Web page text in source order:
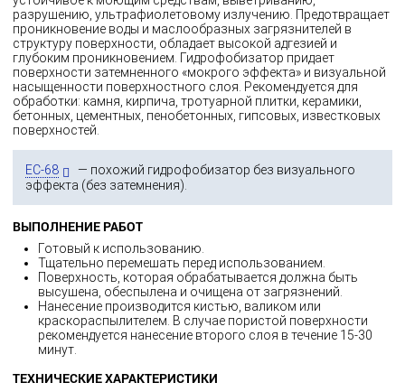
разрушению, ультрафиолетовому излучению. Предотвращает
проникновение воды и маслообразных загрязнителей в
структуру поверхности, обладает высокой адгезией и
глубоким проникновением. Гидрофобизатор придает
поверхности затемненного «мокрого эффекта» и визуальной
насыщенности поверхностного слоя. Рекомендуется для
обработки: камня, кирпича, тротуарной плитки, керамики,
бетонных, цементных, пенобетонных, гипсовых, известковых
поверхностей.
ЕС-68
— похожий гидрофобизатор без визуального
эффекта (без затемнения).
ВЫПОЛНЕНИЕ РАБОТ
Готовый к использованию.
Тщательно перемешать перед использованием.
Поверхность, которая обрабатывается должна быть
высушена, обеспылена и очищена от загрязнений.
Нанесение производится кистью, валиком или
краскораспылителем. В случае пористой поверхности
рекомендуется нанесение второго слоя в течение 15-30
минут.
ТЕХНИЧЕСКИЕ ХАРАКТЕРИСТИКИ